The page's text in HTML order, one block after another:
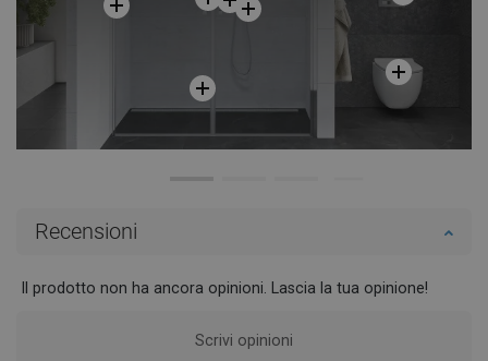
Recensioni
Il prodotto non ha ancora opinioni. Lascia la tua opinione!
Scrivi opinioni